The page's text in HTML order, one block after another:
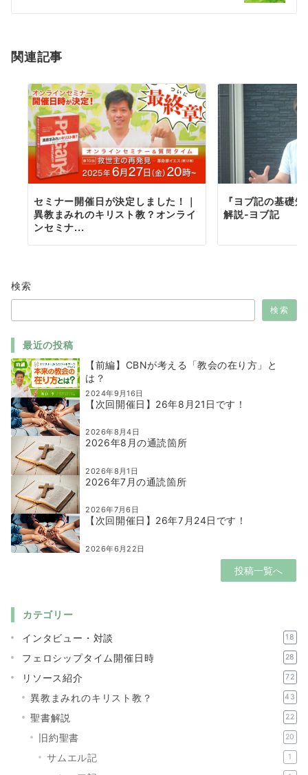
ビ
ー
関連記事
セミナー開催日が決定しました！｜
異教まみれのキリスト教？オンライ
ンセミナ...
『ヨブ記の基礎
解説-ヨブ記
検索
検索
最近の投稿
【前編】CBNが考える「教会の在り方」と
は？
2024年9月16日
【次回開催日】26年8月21日です！
2026年8月4日
2026年8月の通読箇所
2026年8月1日
2026年7月の通読箇所
2026年7月6日
【次回開催日】26年7月24日です！
2026年6月22日
投稿一覧へ
カテゴリー
インタビュー・対談
18
フェロシップタイム開催日時 28
リソース紹介 72
異教まみれのキリスト教？ 43
聖書解説 22
旧約聖書 20
サムエル記 1